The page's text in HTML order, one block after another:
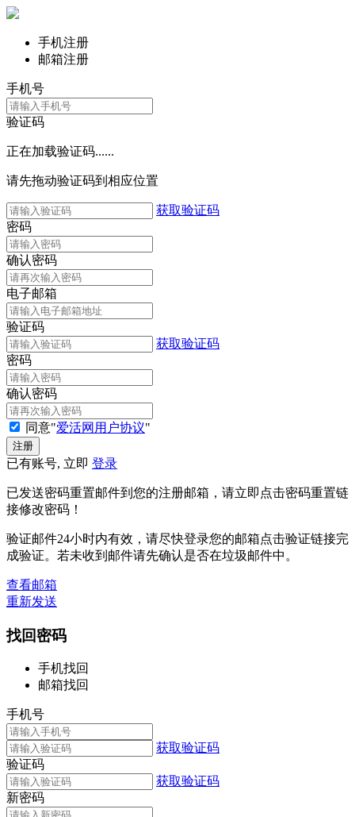
手机注册
邮箱注册
手机号
验证码
正在加载验证码......
请先拖动验证码到相应位置
获取验证码
密码
确认密码
电子邮箱
验证码
获取验证码
密码
确认密码
同意"爱活网用户协议"
已有账号, 立即 登录
已发送密码重置邮件到您的注册邮箱，请立即点击密码重置链
接修改密码！
验证邮件24小时内有效，请尽快登录您的邮箱点击验证链接完
成验证。若未收到邮件请先确认是否在垃圾邮件中。
查看邮箱
重新发送
找回密码
手机找回
邮箱找回
手机号
获取验证码
验证码
获取验证码
新密码